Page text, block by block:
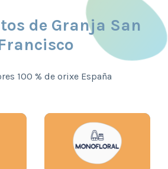
de Granja San
100 % de orixe España